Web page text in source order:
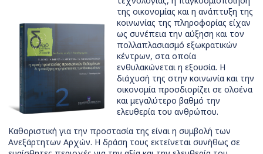
της οικονομίας και η ανάπτυξη της
κοινωνίας της πληροφορίας είχαν
ως συνέπεια την αύξηση και τον
πολλαπλασιασμό εξωκρατικών
κέντρων, στα οποία
ενθυλακώνεται η εξουσία. Η
διάχυσή της στην κοινωνία και την
οικονομία προσδιορίζει σε ολοένα
και μεγαλύτερο βαθμό την
ελευθερία του ανθρώπου.
Καθοριστική για την προστασία της είναι η συμβολή των
Ανεξάρτητων Αρχών. Η δράση τους εκτείνεται συνήθως σε